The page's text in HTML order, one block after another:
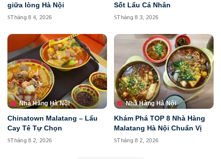
giữa lòng Hà Nội
Tháng 8 4, 2026
Sốt Lẩu Cá Nhân
Tháng 8 3, 2026
Nhà Hàng Hà Nội
Chinatown Malatang – Lẩu
Cay Tê Tự Chọn
Tháng 8 2, 2026
Nhà Hàng Hà Nội
Khám Phá TOP 8 Nhà Hàng
Malatang Hà Nội Chuẩn Vị
Tháng 8 2, 2026